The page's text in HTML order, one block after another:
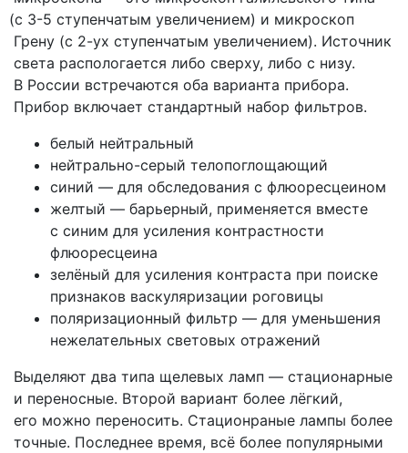
(с 3-5 ступенчатым увеличением) и микроскоп
Грену (с 2-ух ступенчатым увеличением). Источник
света распологается либо сверху, либо с низу.
В России встречаются оба варианта прибора.
Прибор включает стандартный набор фильтров.
белый нейтральный
нейтрально-серый телопоглощающий
синий — для обследования с флюоресцеином
желтый — барьерный, применяется вместе
с синим для усиления контрастности
флюоресцеина
зелёный для усиления контраста при поиске
признаков васкуляризации роговицы
поляризационный фильтр — для уменьшения
нежелательных световых отражений
Выделяют два типа щелевых ламп — стационарные
и переносные. Второй вариант более лёгкий,
его можно переносить. Стационраные лампы более
точные. Последнее время, всё более популярными